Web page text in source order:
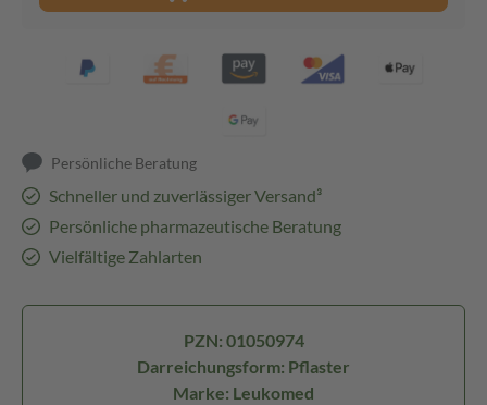
Persönliche Beratung
Schneller und zuverlässiger Versand³
Persönliche pharmazeutische Beratung
Vielfältige Zahlarten
PZN: 01050974
Darreichungsform: Pflaster
Marke: Leukomed